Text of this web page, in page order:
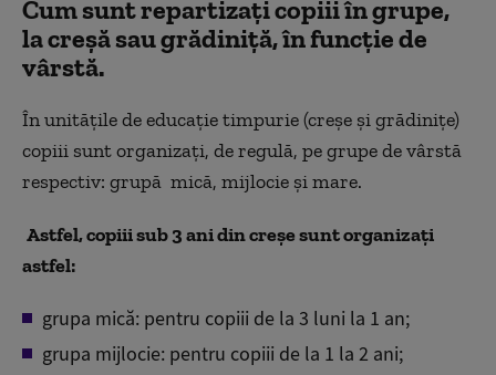
Cum sunt repartizați copiii în grupe,
la creșă sau grădiniță, în funcție de
vârstă.
În unitățile de educație timpurie (creșe și grădinițe)
copiii sunt organizați, de regulă, pe grupe de vârstă
respectiv: grupă mică, mijlocie și mare.
Astfel, copiii sub 3 ani din creșe sunt organizați
astfel:
grupa mică: pentru copiii de la 3 luni la 1 an;
grupa mijlocie: pentru copiii de la 1 la 2 ani;